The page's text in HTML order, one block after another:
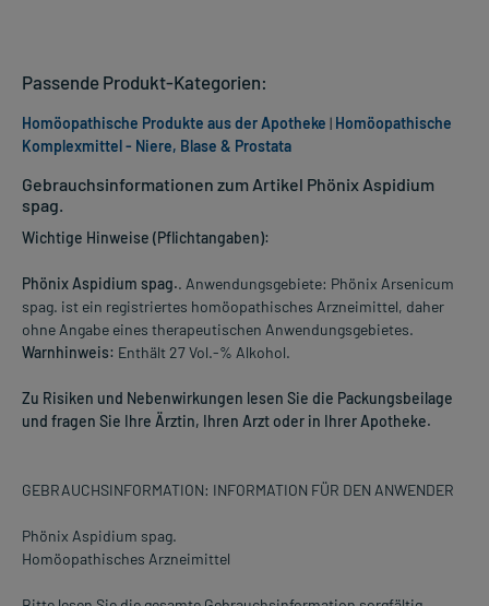
Gebrauchsinformationen zum Artikel Phönix Aspidium
spag.
Wichtige Hinweise (Pflichtangaben):
Phönix Aspidium spag.. Anwendungsgebiete: Phönix Arsenicum
spag. ist ein registriertes homöopathisches Arzneimittel, daher
ohne Angabe eines therapeutischen Anwendungsgebietes.
Warnhinweis: Enthält 27 Vol.-% Alkohol.
Zu Risiken und Nebenwirkungen lesen Sie die Packungsbeilage
und fragen Sie Ihre Ärztin, Ihren Arzt oder in Ihrer Apotheke.
GEBRAUCHSINFORMATION: INFORMATION FÜR DEN ANWENDER
Phönix Aspidium spag.
Homöopathisches Arzneimittel
Passende Produkt-Kategorien:
Homöopathische Produkte aus der Apotheke | Homöopathische
Komplexmittel - Niere, Blase & Prostata